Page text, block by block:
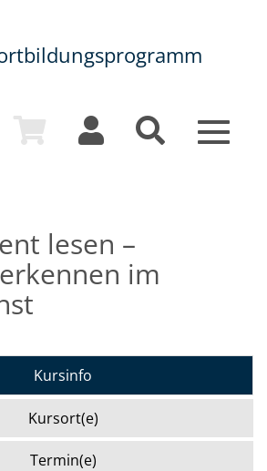
Toggle
lesen –
im
Kursinfo
Kursort(e)
Termin(e)